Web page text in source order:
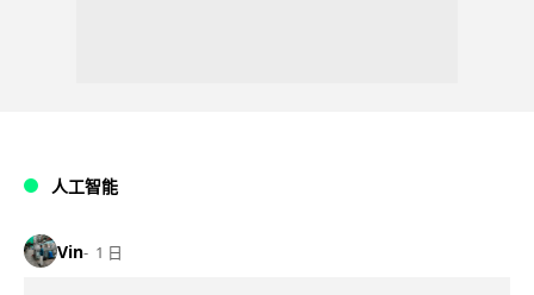
人工智能
Vin 1 日